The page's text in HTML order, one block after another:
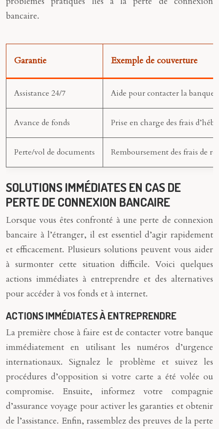
bancaire.
Garantie Exemple de couverture
Assistance 24/7 Aide pour contacter la banque
Avance de fonds Prise en charge des frais
Perte/vol de documents Remboursement des frais de
SOLUTIONS IMMÉDIATES EN CAS DE
PERTE DE CONNEXION BANCAIRE
Lorsque vous êtes confronté à une perte de connexion
bancaire à l’étranger, il est essentiel d’agir rapidement
et efficacement. Plusieurs solutions peuvent vous aider
à surmonter cette situation difficile. Voici quelques
actions immédiates à entreprendre et des alternatives
pour accéder à vos fonds et à internet.
ACTIONS IMMÉDIATES À ENTREPRENDRE
La première chose à faire est de contacter votre banque
immédiatement en utilisant les numéros d’urgence
internationaux. Signalez le problème et suivez les
procédures d’opposition si votre carte a été volée ou
compromise. Ensuite, informez votre compagnie
d’assurance voyage pour activer les garanties et obtenir
de l’assistance. Enfin, rassemblez des preuves de la perte